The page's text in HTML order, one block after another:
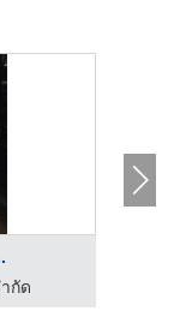
กัด